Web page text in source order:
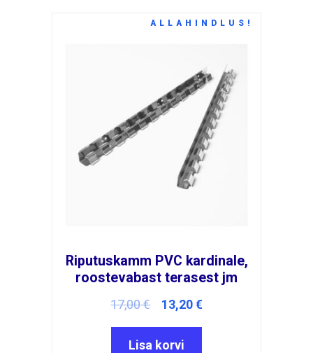
Riputuskamm PVC kardinale,
roostevabast terasest jm
ALLAHINDLUS!
17,00€
Algne
hind
oli:
13,20€Current
price
Lisa korvi